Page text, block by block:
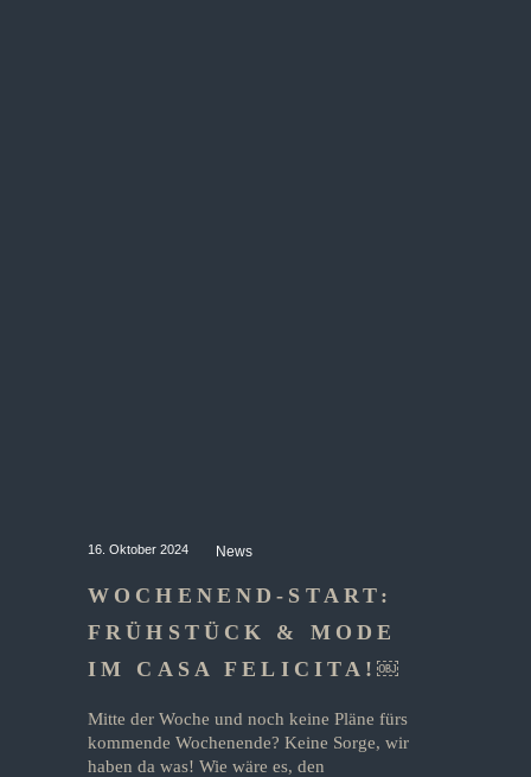
16. Oktober 2024 News
WOCHENEND-START:
FRÜHSTÜCK & MODE
IM CASA FELICITA!￼
Mitte der Woche und noch keine Pläne fürs
kommende Wochenende? Keine Sorge, wir
haben da was! Wie wäre es, den